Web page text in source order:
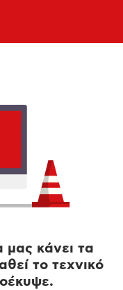
μας κάνει τα
το τεχνικό